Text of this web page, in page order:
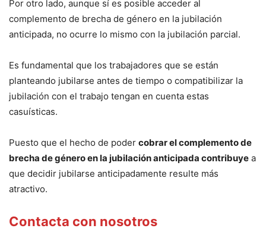
Por otro lado, aunque sí es posible acceder al
complemento de brecha de género en la jubilación
anticipada, no ocurre lo mismo con la jubilación parcial.
Es fundamental que los trabajadores que se están
planteando jubilarse antes de tiempo o compatibilizar la
jubilación con el trabajo tengan en cuenta estas
casuísticas.
Puesto que el hecho de poder cobrar el complemento de
brecha de género en la jubilación anticipada contribuye a
que decidir jubilarse anticipadamente resulte más
atractivo.
Contacta con nosotros